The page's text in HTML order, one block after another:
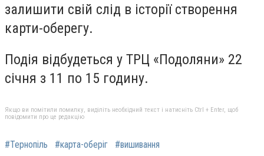
залишити свій слід в історії створення
карти-оберегу.
Подія відбудеться у ТРЦ «Подоляни» 22
січня з 11 по 15 годину.
Якщо ви помітили помилку, виділіть необхідний текст і натисніть Ctrl + Enter, щоб
повідомити про це редакцію
#Тернопіль #карта-оберіг #вишивання